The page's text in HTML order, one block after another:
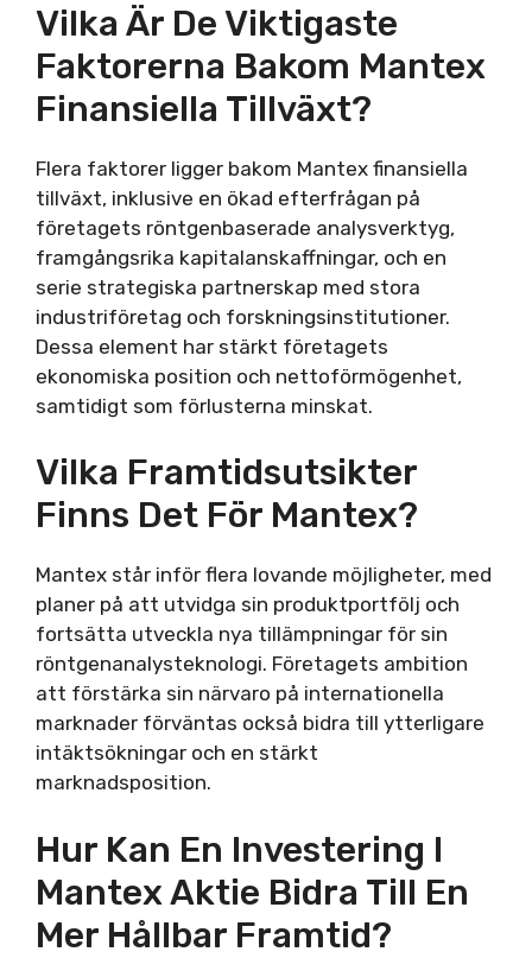
Vilka Är De Viktigaste
Faktorerna Bakom Mantex
Finansiella Tillväxt?
Flera faktorer ligger bakom Mantex finansiella
tillväxt, inklusive en ökad efterfrågan på
företagets röntgenbaserade analysverktyg,
framgångsrika kapitalanskaffningar, och en
serie strategiska partnerskap med stora
industriföretag och forskningsinstitutioner.
Dessa element har stärkt företagets
ekonomiska position och nettoförmögenhet,
samtidigt som förlusterna minskat.
Vilka Framtidsutsikter
Finns Det För Mantex?
Mantex står inför flera lovande möjligheter, med
planer på att utvidga sin produktportfölj och
fortsätta utveckla nya tillämpningar för sin
röntgenanalysteknologi. Företagets ambition
att förstärka sin närvaro på internationella
marknader förväntas också bidra till ytterligare
intäktsökningar och en stärkt
marknadsposition.
Hur Kan En Investering I
Mantex Aktie Bidra Till En
Mer Hållbar Framtid?